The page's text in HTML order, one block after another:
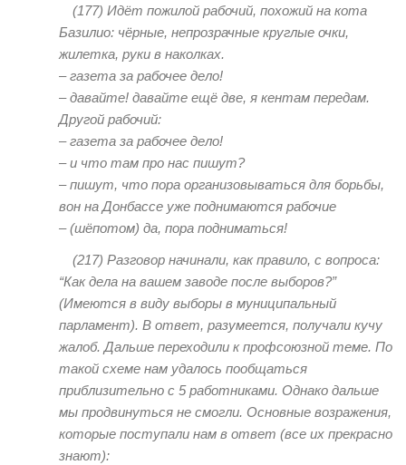
(177) Идёт пожилой рабочий, похожий на кота
Базилио: чёрные, непрозрачные круглые очки,
жилетка, руки в наколках.
– газета за рабочее дело!
– давайте! давайте ещё две, я кентам передам.
Другой рабочий:
– газета за рабочее дело!
– и что там про нас пишут?
– пишут, что пора организовываться для борьбы,
вон на Донбассе уже поднимаются рабочие
– (шёпотом) да, пора подниматься!
(217) Разговор начинали, как правило, с вопроса:
“Как дела на вашем заводе после выборов?”
(Имеются в виду выборы в муниципальный
парламент). В ответ, разумеется, получали кучу
жалоб. Дальше переходили к профсоюзной теме. По
такой схеме нам удалось пообщаться
приблизительно с 5 работниками. Однако дальше
мы продвинуться не смогли. Основные возражения,
которые поступали нам в ответ (все их прекрасно
знают):